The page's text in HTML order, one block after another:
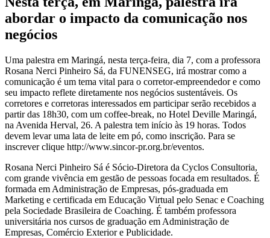
abordar o impacto da comunicação nos
negócios
Uma palestra em Maringá, nesta terça-feira, dia 7, com a professora
Rosana Nerci Pinheiro Sá, da FUNENSEG, irá mostrar como a
comunicação é um tema vital para o corretor-empreendedor e como
seu impacto reflete diretamente nos negócios sustentáveis. Os
corretores e corretoras interessados em participar serão recebidos a
partir das 18h30, com um coffee-break, no Hotel Deville Maringá,
na Avenida Herval, 26. A palestra tem início às 19 horas. Todos
devem levar uma lata de leite em pó, como inscrição. Para se
inscrever clique http://www.sincor-pr.org.br/eventos.
Rosana Nerci Pinheiro Sá é Sócio-Diretora da Cyclos Consultoria,
com grande vivência em gestão de pessoas focada em resultados. É
formada em Administração de Empresas, pós-graduada em
Marketing e certificada em Educação Virtual pelo Senac e Coaching
pela Sociedade Brasileira de Coaching. É também professora
universitária nos cursos de graduação em Administração de
Empresas, Comércio Exterior e Publicidade.